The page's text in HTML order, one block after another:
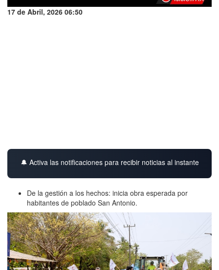
17 de Abril, 2026 06:50
🔔 Activa las notificaciones para recibir noticias al instante
De la gestión a los hechos: inicia obra esperada por
habitantes de poblado San Antonio.